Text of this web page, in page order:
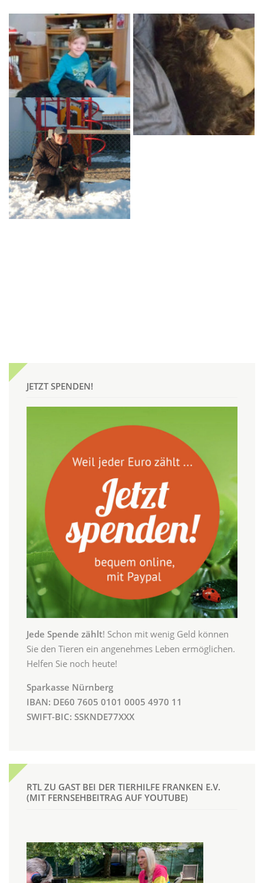
JETZT SPENDEN!
Jede Spende zählt! Schon mit wenig Geld können
Sie den Tieren ein angenehmes Leben ermöglichen.
Helfen Sie noch heute!
Sparkasse Nürnberg
IBAN: DE60 7605 0101 0005 4970 11
SWIFT-BIC: SSKNDE77XXX
RTL ZU GAST BEI DER TIERHILFE FRANKEN E.V.
(MIT FERNSEHBEITRAG AUF YOUTUBE)